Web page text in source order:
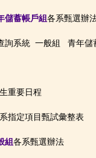
儲蓄帳戶組 各系甄選辦
詢系統 一般組 青年儲
重要日程
指定項目甄試彙整表
組 各系甄選辦法